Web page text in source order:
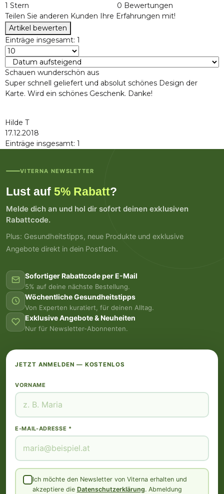
1 Stern
0 Bewertungen
Teilen Sie anderen Kunden Ihre Erfahrungen mit!
Artikel bewerten
Einträge insgesamt: 1
Schauen wunderschön aus
Super schnell geliefert und absolut schönes Design der
Karte. Wird ein schönes Geschenk. Danke!
Hilde T
17.12.2018
Einträge insgesamt: 1
VITERNA NEWSLETTER
Lust auf 5% Rabatt?
Melde dich an und hol dir sofort deinen exklusiven
Rabattcode.
Plus: Gesundheitstipps, neue Produkte und exklusive
Angebote direkt in dein Postfach.
Sofortiger Rabattcode per E-Mail
5% auf deine nächste Bestellung.
Wöchentliche Gesundheitstipps
Von Experten kuratiert, für deinen Alltag.
Exklusive Angebote & Neuheiten
Nur für Newsletter-Abonnenten.
JETZT ANMELDEN — KOSTENLOS
VORNAME
E-MAIL-ADRESSE *
Ich möchte den Newsletter von Viterna erhalten und
akzeptiere die Datenschutzerklärung. Abmeldung